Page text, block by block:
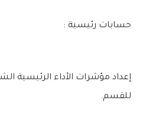
حسابات رئيسية :
إعداد مؤشرات الأداء الرئيسية
للقسم.